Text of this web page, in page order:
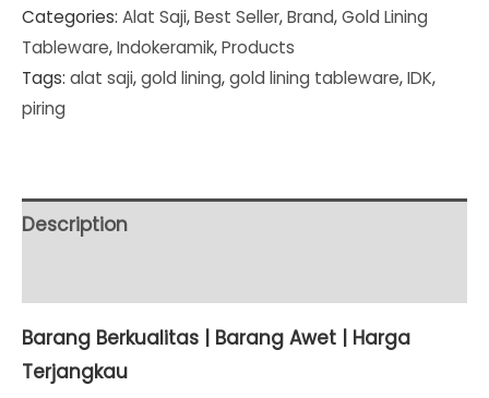
Lining
Single
Soup
Plate
(PS-
Categories: Alat Saji,Best Seller,Brand,Gold Lining
Tableware,Indokeramik,Products
Tags: alat saji,gold lining,gold lining tableware,IDK,
piring
Description
Barang Berkualitas | Barang Awet | Harga
Terjangkau